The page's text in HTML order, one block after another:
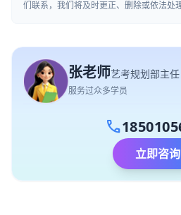
们联系，我们将及时更正、删除或依法处
张老师艺考规划部主任
服务过众多学员
call
立即咨询